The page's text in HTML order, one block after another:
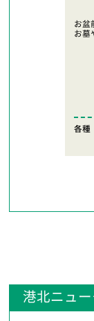
お盆
お墓
各種
港北ニュ